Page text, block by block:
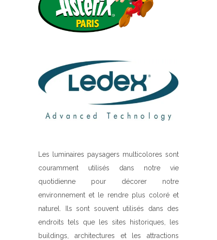
Les luminaires paysagers multicolores sont
couramment utilisés dans notre vie
quotidienne pour décorer notre
environnement et le rendre plus coloré et
naturel. Ils sont souvent utilisés dans des
endroits tels que les sites historiques, les
buildings, architectures et les attractions